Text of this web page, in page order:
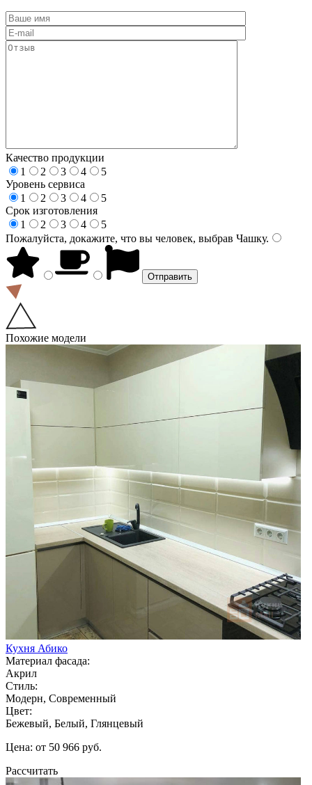
Качество продукции
1
2 3 4
5
Уровень сервиса
1
2 3 4
5
Срок изготовления
1
2 3 4
5
Пожалуйста, докажите, что вы человек, выбрав Чашку.
Похожие модели
Кухня Абико
Материал фасада:
Акрил
Стиль:
Модерн, Современный
Цвет:
Бежевый, Белый, Глянцевый
Цена: от 50 966 руб.
Рассчитать